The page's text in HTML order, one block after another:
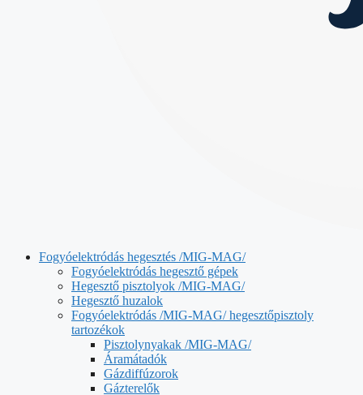
Fogyóelektródás hegesztés /MIG-MAG/
Fogyóelektródás hegesztő gépek
Hegesztő pisztolyok /MIG-MAG/
Hegesztő huzalok
Fogyóelektródás /MIG-MAG/ hegesztőpisztoly
tartozékok
Pisztolynyakak /MIG-MAG/
Áramátadók
Gázdiffúzorok
Gázterelők